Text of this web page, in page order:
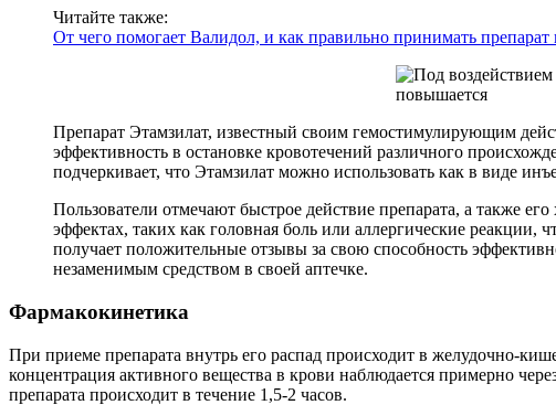
Читайте также:
От чего помогает Валидол, и как правильно принимать препарат
Препарат Этамзилат, известный своим гемостимулирующим
эффективность в остановке кровотечений различного
подчеркивает, что Этамзилат можно использовать как в виде
Пользователи отмечают быстрое действие препарата, а также
эффектах, таких как головная боль или аллергические реакции,
получает положительные отзывы за свою способность
незаменимым средством в своей аптечке.
Фармакокинетика
При приеме препарата внутрь его распад происходит в желудочно-
концентрация активного вещества в крови наблюдается примерно
препарата происходит в течение 1,5-2 часов.